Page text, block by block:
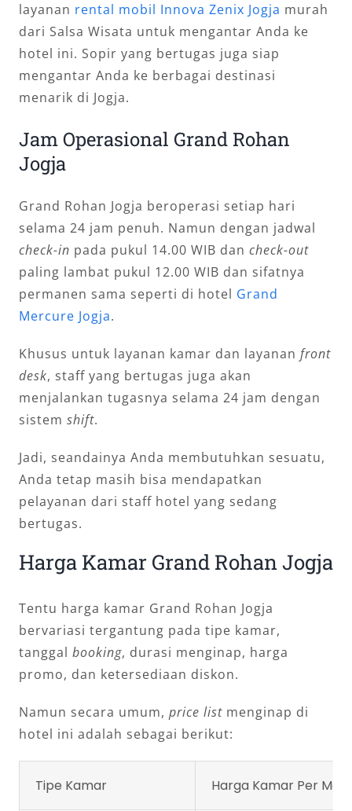
layanan rental mobil Innova Zenix Jogja murah
dari Salsa Wisata untuk mengantar Anda ke
hotel ini. Sopir yang bertugas juga siap
mengantar Anda ke berbagai destinasi
menarik di Jogja.
Jam Operasional Grand Rohan
Jogja
Grand Rohan Jogja beroperasi setiap hari
selama 24 jam penuh. Namun dengan jadwal
check-in pada pukul 14.00 WIB dan check-out
paling lambat pukul 12.00 WIB dan sifatnya
permanen sama seperti di hotel Grand
Mercure Jogja.
Khusus untuk layanan kamar dan layanan front
desk, staff yang bertugas juga akan
menjalankan tugasnya selama 24 jam dengan
sistem shift.
Jadi, seandainya Anda membutuhkan sesuatu,
Anda tetap masih bisa mendapatkan
pelayanan dari staff hotel yang sedang
bertugas.
Harga Kamar Grand Rohan Jogja
Tentu harga kamar Grand Rohan Jogja
bervariasi tergantung pada tipe kamar,
tanggal booking, durasi menginap, harga
promo, dan ketersediaan diskon.
Namun secara umum, price listmenginap di
hotel ini adalah sebagai berikut:
Tipe Kamar Harga Kamar Per